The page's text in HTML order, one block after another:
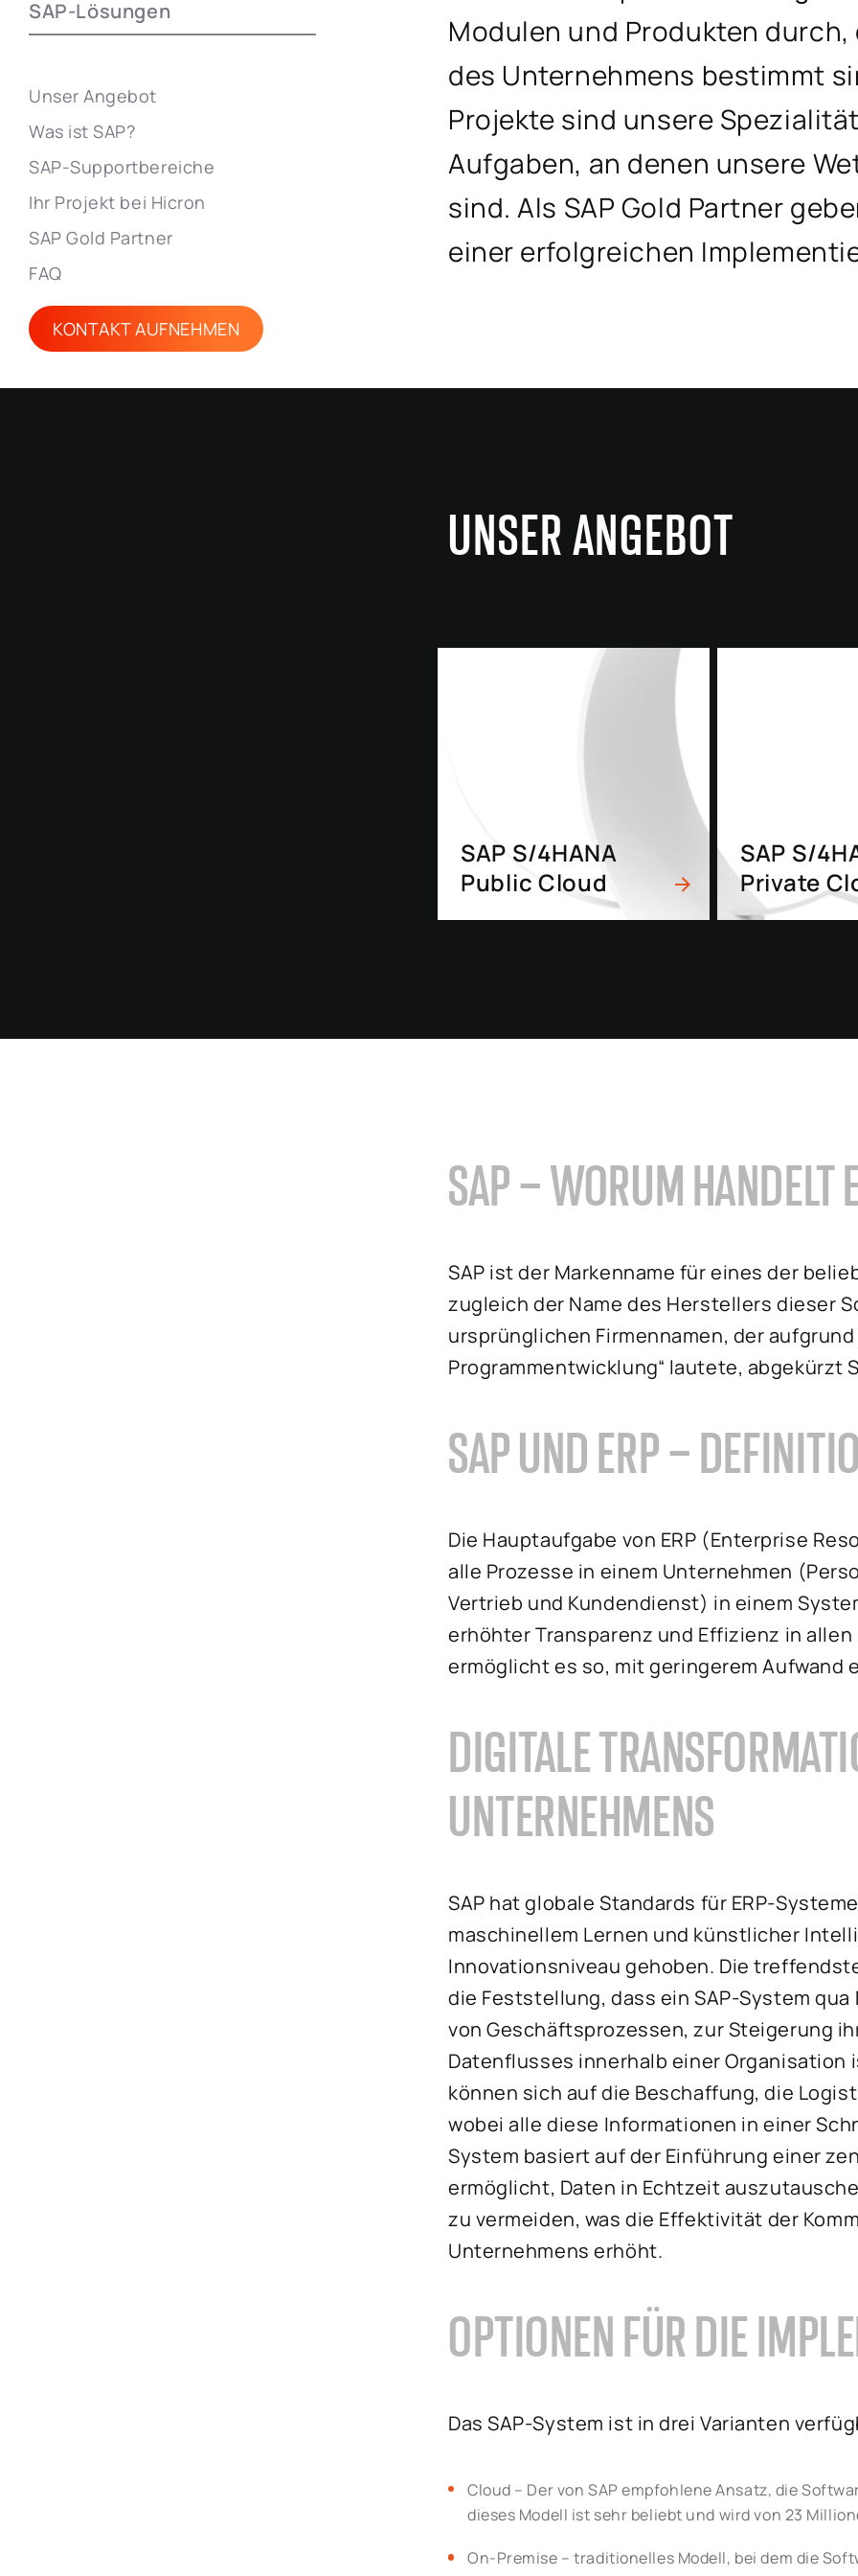
SAP-Lösungen
Unser Angebot
Was ist SAP?
SAP-Supportbereiche
Ihr Projekt bei Hicron
SAP Gold Partner
FAQ
KONTAKT AUFNEHMEN
Modulen und Produkten
des Unternehmens bestimmt
Projekte sind unsere
Aufgaben, an denen unsere
sind. Als SAP Gold Partner
einer erfolgreichen
UNSER ANGEBOT
SAP S/4HANA
Public Cloud
SAP S/
Private
SAP – WORUM HANDELT
SAP ist der Markenname für eines der
zugleich der Name des Herstellers dieser
ursprünglichen Firmennamen, der
Programmentwicklung“ lautete, abgekürzt
SAP UND ERP –
Die Hauptaufgabe von ERP (Enterprise
alle Prozesse in einem Unternehmen
Vertrieb und Kundendienst) in einem
erhöhter Transparenz und Effizienz in
ermöglicht es so, mit geringerem Aufwand
DIGITALE
UNTERNEHMENS
SAP hat globale Standards für ERP-
maschinellem Lernen und künstlicher
Innovationsniveau gehoben. Die
die Feststellung, dass ein SAP-System
von Geschäftsprozessen, zur Steigerung
Datenflusses innerhalb einer Organisation
können sich auf die Beschaffung, die
wobei alle diese Informationen in einer
System basiert auf der Einführung einer
ermöglicht, Daten in Echtzeit
zu vermeiden, was die Effektivität der
Unternehmens erhöht.
OPTIONEN FÜR DIE
Das SAP-System ist in drei Varianten
Cloud – Der von SAP empfohlene Ansatz, die
dieses Modell ist sehr beliebt und wird von 23
On-Premise – traditionelles Modell, bei dem die